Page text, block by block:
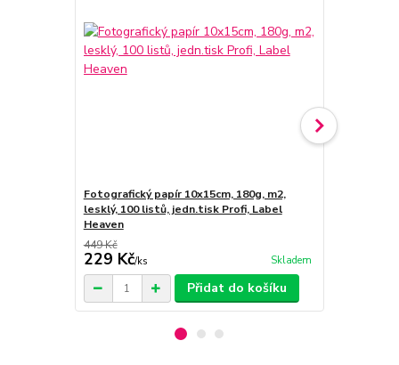
Fotografický papír 10x15cm, 180g, m2,
lesklý, 100 listů, jedn.tisk Profi, Label
Heaven
449 Kč
229 Kč/ks Skladem
Přidat do košíku